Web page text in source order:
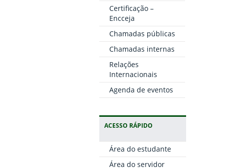
Certificação –
Encceja
Chamadas públicas
Chamadas internas
Relações
Internacionais
Agenda de eventos
ACESSO RÁPIDO
Área do estudante
Área do servidor